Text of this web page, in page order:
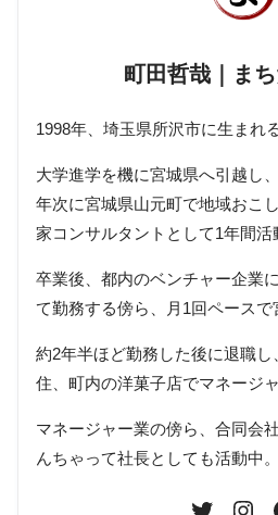
町田哲哉｜ま
1998年、埼玉県所沢市に生まれる
大学進学を機に宮城県へ引越し
年次に宮城県山元町で地域おこ
家コンサルタントとして1年間活
卒業後、都内のベンチャー企業
て勤務する傍ら、月1回ペースで
約2年半ほど勤務した後に退職
住、町内の洋菓子店でマネージ
マネージャー業の傍ら、合同会
んちゃって社長としても活動中。